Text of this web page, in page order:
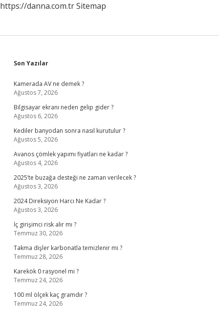
https://danna.com.trSitemap
Sidebar
Son Yazılar
Kamerada AV ne demek ?
Ağustos 7, 2026
Bilgisayar ekranı neden gelip gider ?
Ağustos 6, 2026
Kediler banyodan sonra nasıl kurutulur ?
Ağustos 5, 2026
Avanos çömlek yapımı fiyatları ne kadar ?
Ağustos 4, 2026
2025’te buzağa desteği ne zaman verilecek ?
Ağustos 3, 2026
2024 Direksiyon Harcı Ne Kadar ?
Ağustos 3, 2026
İç girişimci risk alır mı ?
Temmuz 30, 2026
Takma dişler karbonatla temizlenir mi ?
Temmuz 28, 2026
Karekök 0 rasyonel mi ?
Temmuz 24, 2026
100 ml ölçek kaç gramdır ?
Temmuz 24, 2026